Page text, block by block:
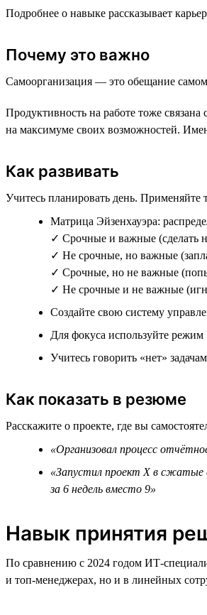
Подробнее о навыке рассказывает
Почему это важно
Самоорганизация — это обещание
Продуктивность на работе тоже
на максимуме своих возможностей.
Как развивать
Учитесь планировать день.
Матрица Эйзенхауэра:
✓ Срочные и важные (сделать
✓ Не срочные, но важные
✓ Срочные, но не важные
✓ Не срочные и не важные
Создайте свою систему
Для фокуса используйте
Учитесь говорить «нет»
Как показать в резюме
Расскажите о проекте, где вы
«Организовал процесс
«Запустил проект Х в сжатые
за 6 недель вместо 9»
Навык принятия
По сравнению с 2024 годом ИТ-
и топ-менеджерах, но и в линейных